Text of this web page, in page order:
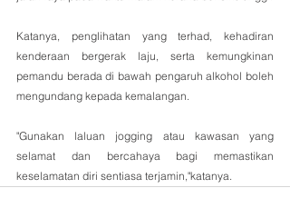
Katanya, penglihatan yang terhad, kehadiran
kenderaan bergerak laju, serta kemungkinan
pemandu berada di bawah pengaruh alkohol boleh
mengundang kepada kemalangan.
"Gunakan laluan jogging atau kawasan yang
selamat dan bercahaya bagi memastikan
keselamatan diri sentiasa terjamin,"katanya.